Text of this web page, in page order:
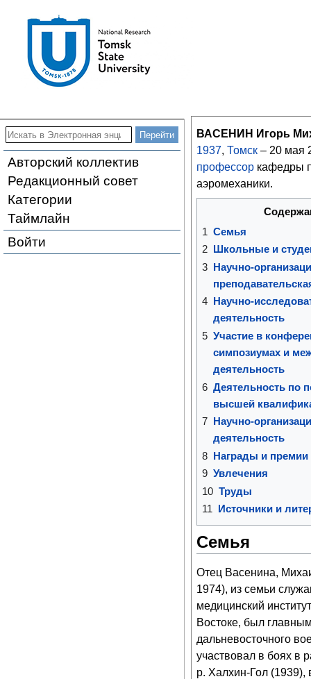
Авторский коллектив
Редакционный совет
Категории
Таймлайн
Войти
ВАСЕНИН Игорь
1937, Томск– 20 мая
профессоркафедры
аэромеханики.
1 Семья
2
Школьные и
3 Научно-
4
Научно-
деятельность
5 Участие в
симпозиумах и
деятельность
6 Деятельность по
высшей
7 Научно-
деятельность
8 Награды и премии
9 Увлечения
10 Труды
11 Источники и
Семья
Отец Васенина,
1974), из семьи
медицинский
Востоке, был
дальневосточного
участвовал в боях в
р. Халхин-Гол (1939),